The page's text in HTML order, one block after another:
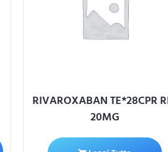
RIVAROXABAN TE*28CPR
20MG